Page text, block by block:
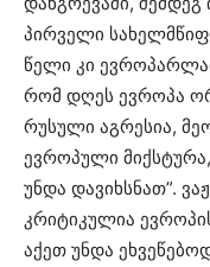
პირველი
წელი კი
რომ დღეს ევროპა
რუსული აგრესია,
ევროპული
უნდა დავიხსნათ”.
კრიტიკულია
აქეთ უნდა